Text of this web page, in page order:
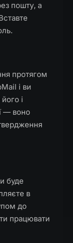
пошту, а
протягом
і ви
і
— воно
буде
в
до
працювати